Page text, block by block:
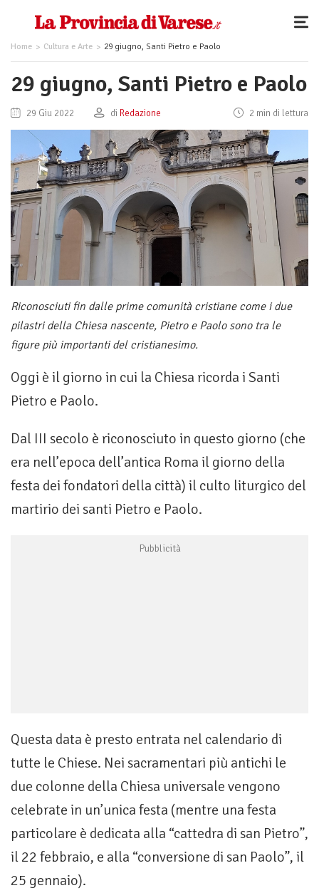
Home Cultura e Arte 29 giugno, Santi Pietro e Paolo
29 giugno, Santi Pietro e Paolo
29 Giu 2022 di Redazione 2 min di lettura
Riconosciuti fin dalle prime comunità cristiane come i due
pilastri della Chiesa nascente, Pietro e Paolo sono tra le
figure più importanti del cristianesimo.
Oggi è il giorno in cui la Chiesa ricorda i Santi
Pietro e Paolo.
Dal III secolo è riconosciuto in questo giorno (che
era nell’epoca dell’antica Roma il giorno della
festa dei fondatori della città) il culto liturgico del
martirio dei santi Pietro e Paolo.
Questa data è presto entrata nel calendario di
tutte le Chiese. Nei sacramentari più antichi le
due colonne della Chiesa universale vengono
celebrate in un’unica festa (mentre una festa
particolare è dedicata alla “cattedra di san Pietro”,
il 22 febbraio, e alla “conversione di san Paolo”, il
25 gennaio).